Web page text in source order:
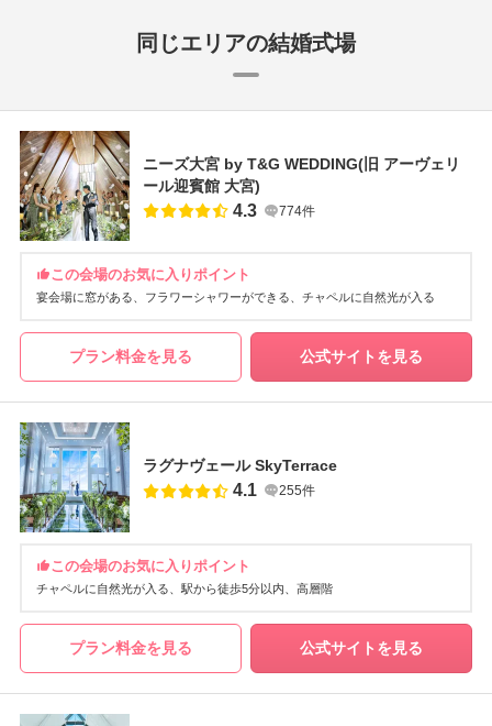
同じエリアの結婚式場
ニーズ大宮 by T&G WEDDING(旧 アーヴェリ
ール迎賓館 大宮)
4.3 774件
この会場のお気に入りポイント
宴会場に窓がある フラワーシャワーができる チャペルに自然光が入る
プラン料金を見る 公式サイトを見る
ラグナヴェール SkyTerrace
4.1 255件
この会場のお気に入りポイント
チャペルに自然光が入る 駅から徒歩5分以内 高層階
プラン料金を見る 公式サイトを見る